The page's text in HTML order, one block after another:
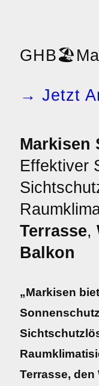
GHB🏖️
→ Jetzt
Markisen
Effektiver
Terrasse,
Balkon
„Markisen
Terrasse,